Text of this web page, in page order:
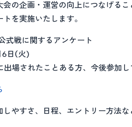
会の企画・運営の向上につなげる
を実施いたします。
式戦に関するアンケート
6日(火)
出場されたことある方、今後参加し
しやすさ、日程、エントリー方法